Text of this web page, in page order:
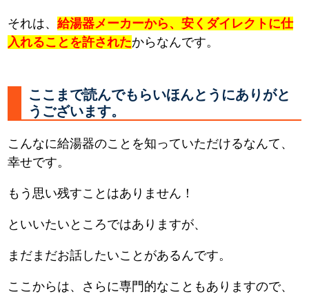
それは、給湯器メーカーから、安くダイレクトに仕
入れることを許されたからなんです。
ここまで読んでもらいほんとうにありがと
うございます。
こんなに給湯器のことを知っていただけるなんて、
幸せです。
もう思い残すことはありません！
といいたいところではありますが、
まだまだお話したいことがあるんです。
ここからは、さらに専門的なこともありますので、